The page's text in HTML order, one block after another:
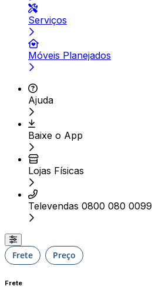
Serviços
Móveis Planejados
Ajuda
Baixe o App
Lojas Físicas
Televendas 0800 080 0099
Frete Preço
Frete